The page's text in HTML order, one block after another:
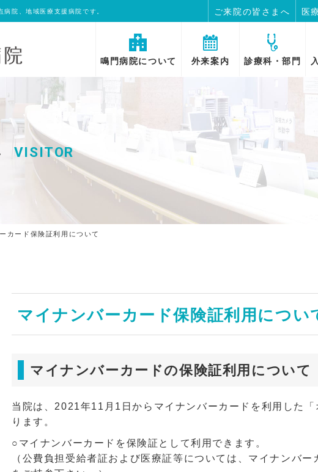
院、地域医療支援病院です。 ご来院の皆さまへ 医
鳴門病院について 外来案内 診療科・部門
VISITOR
カード保険証利用について
マイナンバーカード保険証利用につい
マイナンバーカードの保険証利用について
当院は、2021年11月1日からマイナンバーカードを利用した
ります。
○マイナンバーカードを保険証として利用できます。
（公費負担受給者証および医療証等については、マイナンバ